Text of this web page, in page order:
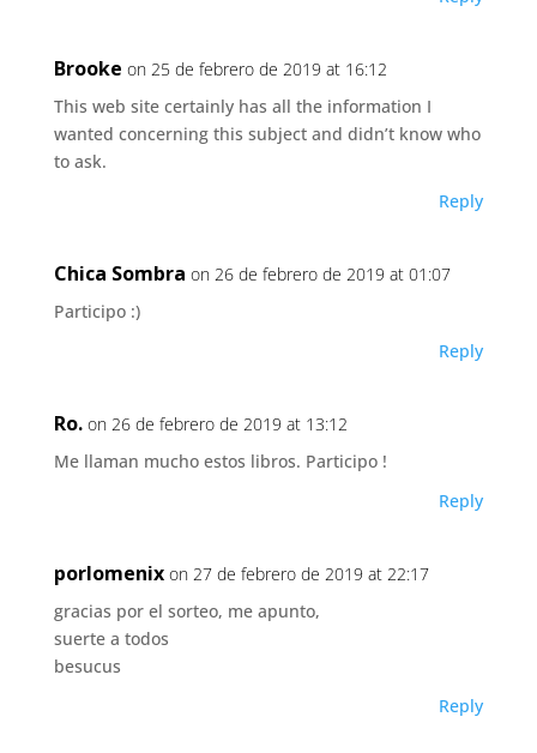
Brooke on 25 de febrero de 2019 at 16:12
This web site certainly has all the information I
wanted concerning this subject and didn’t know who
to ask.
Reply
Chica Sombra on 26 de febrero de 2019 at 01:07
Participo :)
Reply
Ro. on 26 de febrero de 2019 at 13:12
Me llaman mucho estos libros. Participo !
Reply
porlomenix on 27 de febrero de 2019 at 22:17
gracias por el sorteo, me apunto,
suerte a todos
besucus
Reply